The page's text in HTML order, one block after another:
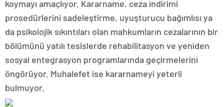
koymayı amaçlıyor. Kararname, ceza indirimi
prosedürlerini sadeleştirme, uyuşturucu bağımlısı ya
da psikolojik sıkıntıları olan mahkumların cezalarının bir
bölümünü yatılı tesislerde rehabilitasyon ve yeniden
sosyal entegrasyon programlarında geçirmelerini
öngörüyor. Muhalefet ise kararnameyi yeterli
bulmuyor.